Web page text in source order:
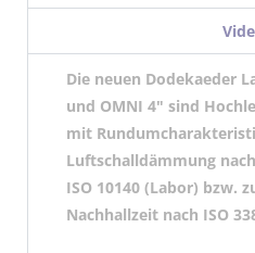
Die neuen Dodekaeder
und OMNI 4" sind
mit
Luftschalldämmung
ISO 10140 (Labor) bzw.
Nachhallzeit nach ISO